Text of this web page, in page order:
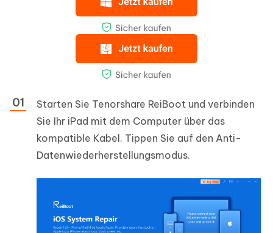
Starten Sie Tenorshare ReiBoot und verbinden
Sie Ihr iPad mit dem Computer über das
kompatible Kabel. Tippen Sie auf den Anti-
Datenwiederherstellungsmodus.